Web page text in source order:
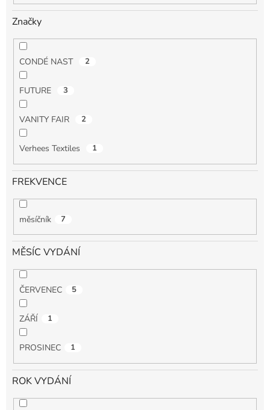
Značky
CONDÉ NAST 2
FUTURE 3
VANITY FAIR 2
Verhees Textiles 1
FREKVENCE
měsíčník 7
MĚSÍC VYDÁNÍ
ČERVENEC 5
ZÁŘÍ 1
PROSINEC 1
ROK VYDÁNÍ